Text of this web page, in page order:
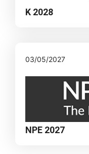
K 2028
03/05/2027
NPE 2027